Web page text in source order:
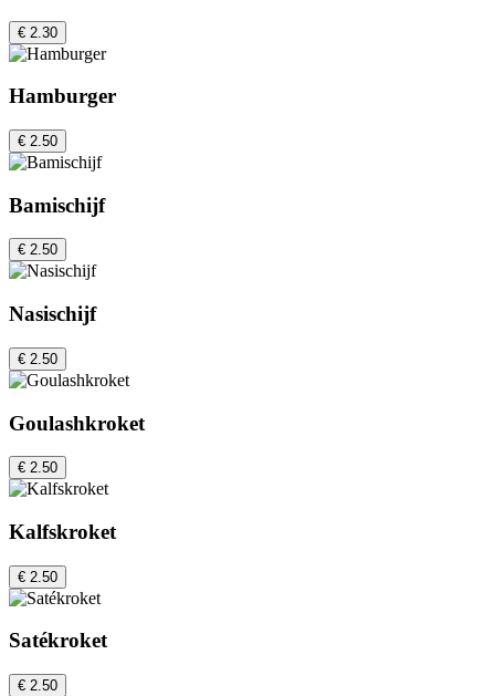
€ 2.30
Hamburger
€ 2.50
Bamischijf
€ 2.50
Nasischijf
€ 2.50
Goulashkroket
€ 2.50
Kalfskroket
€ 2.50
Satékroket
€ 2.50